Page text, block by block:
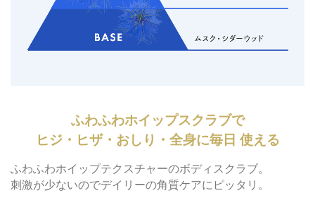
ふわふわホイップスクラブで
ヒジ・ヒザ・おしり・全身に毎日 使える
ふわふわホイップテクスチャーのボディスクラブ。
刺激が少ないのでデイリーの角質ケアにピッタリ。